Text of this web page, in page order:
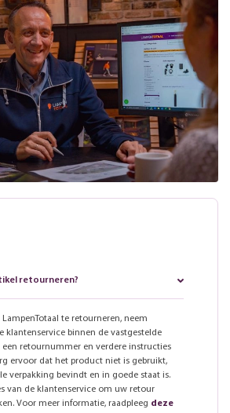
retourneren?
te retourneren, neem
klantenservice binnen de vastgestelde
retournummer en verdere instructies
ervoor dat het product niet is gebruikt,
verpakking bevindt en in goede staat is.
van de klantenservice om uw retour
Voor meer informatie, raadpleeg deze